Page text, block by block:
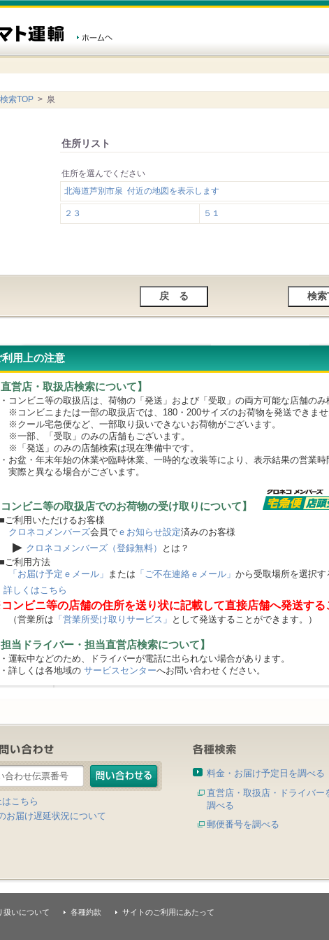
索TOP > 泉
住所リスト
住所を選んでください
北海道芦別市泉 付近の地図を表示します
２３ ５１
利用上の注意
直営店・取扱店検索について】
コンビニ等の取扱店は、荷物の「発送」および「受取」の両方可能な店舗のみ
ンビニまたは一部の取扱店では、180・200サイズのお荷物を発送できませ
ール宅急便など、一部取り扱いできないお荷物がございます。
部、「受取」のみの店舗もございます。
発送」のみの店舗検索は現在準備中です。
お盆・年末年始の休業や臨時休業、一時的な改装等により、表示結果の営業時
際と異なる場合がございます。
コンビニ等の取扱店でのお荷物の受け取りについて】
利用いただけるお客様
クロネコメンバーズ会員で ｅお知らせ設定済みのお客様
▶ クロネコメンバーズ（登録無料）
とは？
利用方法
「お届け予定ｅメール」 または 「ご不在連絡ｅメール」 から受取場所を選択す
詳しくはこちら
ンビニ等の店舗の住所を送り状に記載して直接店舗へ発送する
営業所は 「営業所受け取りサービス」 として発送することができます。）
担当ドライバー・担当直営店検索について】
運転中などのため、ドライバーが電話に出られない場合があります。
詳しくは各地域の サービスセンターへお問い合わせください。
こちら
お届け遅延状況について
料金・お届け予定日を調べる
直営店・取扱店・ドライバー
調べる
郵便番号を調べる
扱いについて 各種約款 サイトのご利用にあたって